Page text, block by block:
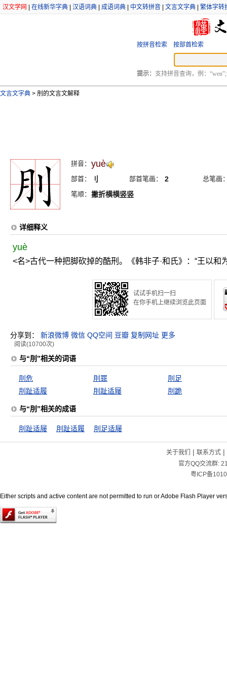
汉文学网 在线新华字典 汉语词典 成语词典 中文转拼音 文言文字典 繁体字转
按拼音检索 按部首检索
提示： 支持拼音查询，例：
文言文字典 > 刖的文言文解释
拼音： yuè
部首： 刂 部首笔画： 2
总笔画
笔顺： 撇折横横竖竖
详细释义
yuè
<名>古代一种把脚砍掉的酷刑。《韩非子·和氏》：“王以和
试试手机扫一扫
在你手机上继续浏览此页面
分享到： 新浪微博 微信 QQ空间 豆瓣 复制网址 更多
阅读(10700次)
与“刖”相关的词语
刖危 刖罪
刖足
刖趾适履
刖趾适屦 刖跪
与“刖”相关的成语
刖趾适屦 刖趾适履 刖足适屦
关于我们 | 联系方式|
官方QQ交流群:
粤ICP备
Either scripts and active content are not permitted to run or Adobe Flash Player